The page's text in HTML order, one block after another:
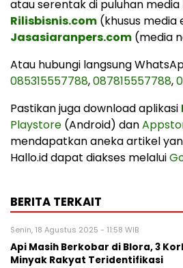
atau serentak di puluhan media
Rilisbisnis.com (khusus media
Jasasiaranpers.com (media
Atau hubungi langsung
085315557788,087815557788,
Pastikan juga download aplikasi
Playstore (Android) dan
mendapatkan aneka artikel
Hallo.id dapat diakses melalui
BERITA TERKAIT
Senin, 18 Agustus 2025 - 11:58 WIB
Api Masih Berkobar di Blora, 3
Minyak Rakyat Teridentifikasi